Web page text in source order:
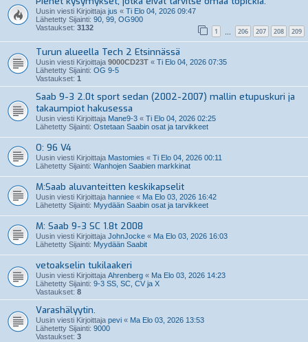
Uusin viesti Kirjoittaja jus « Ti Elo 04, 2026 09:47
Lähetetty Sijainti: 90, 99, OG900
Vastaukset: 3132 1 206 207 208 209
Turun alueella Tech 2 Etsinnässä
Uusin viesti Kirjoittaja 9000CD23T « Ti Elo 04, 2026 07:35
Lähetetty Sijainti: OG 9-5
Vastaukset: 1
Saab 9-3 2.0t sport sedan (2002-2007) mallin etupuskuri ja
takaumpiot hakusessa
Uusin viesti Kirjoittaja Mane9-3 « Ti Elo 04, 2026 02:25
Lähetetty Sijainti: Ostetaan Saabin osat ja tarvikkeet
O: 96 V4
Uusin viesti Kirjoittaja Mastomies « Ti Elo 04, 2026 00:11
Lähetetty Sijainti: Wanhojen Saabien markkinat
M:Saab aluvanteitten keskikapselit
Uusin viesti Kirjoittaja hanniee « Ma Elo 03, 2026 16:42
Lähetetty Sijainti: Myydään Saabin osat ja tarvikkeet
M: Saab 9-3 SC 1.8t 2008
Uusin viesti Kirjoittaja JohnJocke « Ma Elo 03, 2026 16:03
Lähetetty Sijainti: Myydään Saabit
vetoakselin tukilaakeri
Uusin viesti Kirjoittaja Ahrenberg « Ma Elo 03, 2026 14:23
Lähetetty Sijainti: 9-3 SS, SC, CV ja X
Vastaukset: 8
Varashälyytin.
Uusin viesti Kirjoittaja pevi « Ma Elo 03, 2026 13:53
Lähetetty Sijainti: 9000
Vastaukset: 3